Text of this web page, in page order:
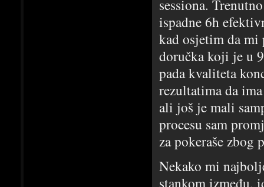
sessiona.
ispadne 6h
kad osjetim da mi
doručka koji je u
pada kvaliteta
rezultatima da
ali još je mali
procesu sam
za pokeraše zbog
Nekako mi
stankom između,